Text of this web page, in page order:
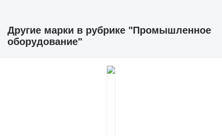
Другие марки в рубрике "Промышленное
оборудование"